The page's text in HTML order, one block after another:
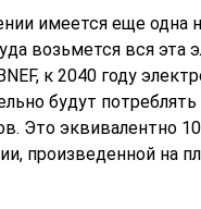
имеется еще одна
возьмется вся эта
к 2040 году
будут
Это эквивалентно
произведенной на